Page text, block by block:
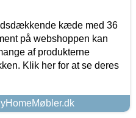
kæde med 36
på webshoppen kan
af produkterne
Klik her for at se deres